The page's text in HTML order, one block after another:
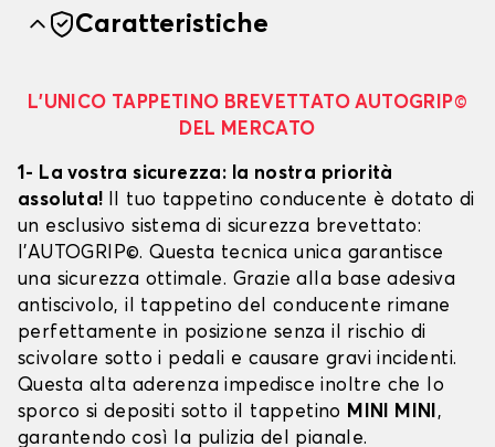
Caratteristiche
L’UNICO TAPPETINO BREVETTATO AUTOGRIP©
DEL MERCATO
1- La vostra sicurezza: la nostra priorità
assoluta! Il tuo tappetino conducente è dotato di
un esclusivo sistema di sicurezza brevettato:
l’AUTOGRIP©. Questa tecnica unica garantisce
una sicurezza ottimale. Grazie alla base adesiva
antiscivolo, il tappetino del conducente rimane
perfettamente in posizione senza il rischio di
scivolare sotto i pedali e causare gravi incidenti.
Questa alta aderenza impedisce inoltre che lo
sporco si depositi sotto il tappetino MINI MINI,
garantendo così la pulizia del pianale.